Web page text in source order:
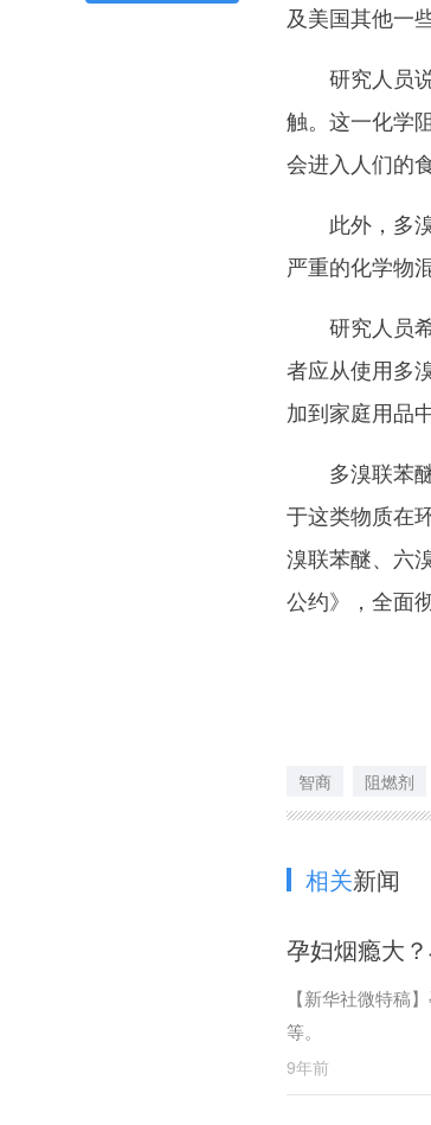
及美国其他一
研究人员说
触。这一化学
会进入人们的
此外，多溴
严重的化学物
研究人员希
者应从使用多
加到家庭用品中
多溴联苯醚
于这类物质在
溴联苯醚、六
公约》，全面
智商 阻燃剂
相关新闻
孕妇烟瘾大
【新华社微特稿
等。
9年前